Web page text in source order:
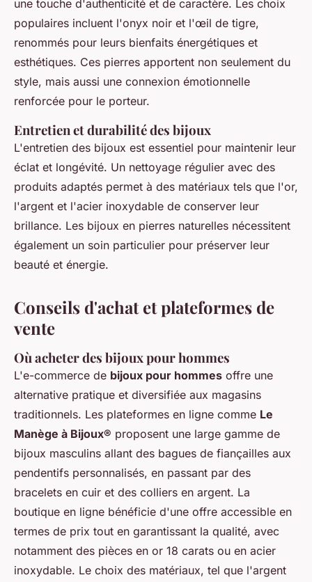
une touche d'authenticité et de caractère. Les choix
populaires incluent l'onyx noir et l'œil de tigre,
renommés pour leurs bienfaits énergétiques et
esthétiques. Ces pierres apportent non seulement du
style, mais aussi une connexion émotionnelle
renforcée pour le porteur.
Entretien et durabilité des bijoux
L'entretien des bijoux est essentiel pour maintenir leur
éclat et longévité. Un nettoyage régulier avec des
produits adaptés permet à des matériaux tels que l'or,
l'argent et l'acier inoxydable de conserver leur
brillance. Les bijoux en pierres naturelles nécessitent
également un soin particulier pour préserver leur
beauté et énergie.
Conseils d'achat et plateformes de
vente
Où acheter des bijoux pour hommes
L'e-commerce de bijoux pour hommes offre une
alternative pratique et diversifiée aux magasins
traditionnels. Les plateformes en ligne comme Le
Manège à Bijoux® proposent une large gamme de
bijoux masculins allant des bagues de fiançailles aux
pendentifs personnalisés, en passant par des
bracelets en cuir et des colliers en argent. La
boutique en ligne bénéficie d'une offre accessible en
termes de prix tout en garantissant la qualité, avec
notamment des pièces en or 18 carats ou en acier
inoxydable. Le choix des matériaux, tel que l'argent